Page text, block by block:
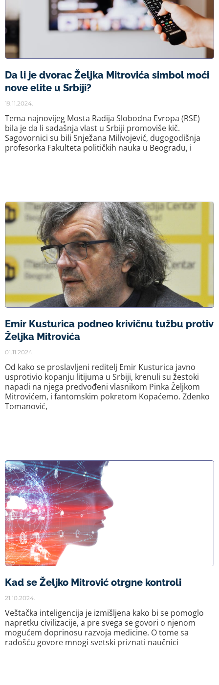
Da li je dvorac Željka Mitrovića simbol moći
nove elite u Srbiji?
19.11.2024.
Tema najnovijeg Mosta Radija Slobodna Evropa (RSE)
bila je da li sadašnja vlast u Srbiji promoviše kič.
Sagovornici su bili Snježana Milivojević, dugogodišnja
profesorka Fakulteta političkih nauka u Beogradu, i
Emir Kusturica podneo krivičnu tužbu protiv
Željka Mitrovića
01.11.2024.
Od kako se proslavljeni reditelj Emir Kusturica javno
usprotivio kopanju litijuma u Srbiji, krenuli su žestoki
napadi na njega predvođeni vlasnikom Pinka Željkom
Mitrovićem, i fantomskim pokretom Kopaćemo. Zdenko
Tomanović,
Kad se Željko Mitrović otrgne kontroli
21.10.2024.
Veštačka inteligencija je izmišljena kako bi se pomoglo
napretku civilizacije, a pre svega se govori o njenom
mogućem doprinosu razvoja medicine. O tome sa
radošću govore mnogi svetski priznati naučnici